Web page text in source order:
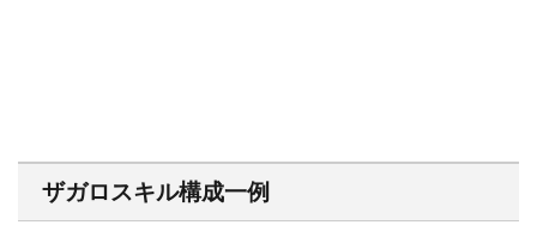
ザガロスキル構成一例